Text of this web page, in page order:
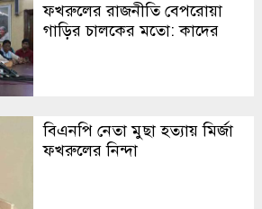
ফখরুলের রাজনীতি বেপরোয়া
গাড়ির চালকের মতো: কাদের
বিএনপি নেতা মুছা হত্যায় মির্জা
ফখরুলের নিন্দা